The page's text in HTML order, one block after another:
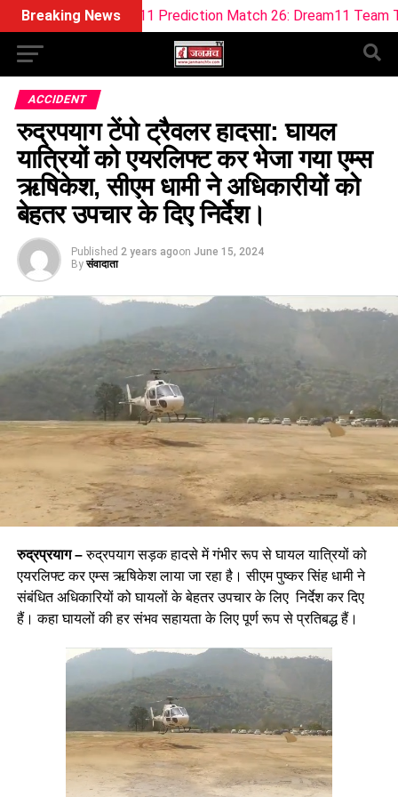
Breaking News
Prediction Match 26: Dream11 Team Today The
ACCIDENT
रुद्रपयाग टेंपो ट्रैवलर हादसा: घायल
यात्रियों को एयरलिफ्ट कर भेजा गया एम्स
ऋषिकेश, सीएम धामी ने अधिकारीयों को
बेहतर उपचार के दिए निर्देश।
Published 2 years agoon June 15, 2024
By संवादाता
रुद्रप्रयाग –रुद्रपयाग सड़क हादसे में गंभीर रूप से घायल यात्रियों को
एयरलिफ्ट कर एम्स ऋषिकेश लाया जा रहा है। सीएम पुष्कर सिंह धामी ने
संबंधित अधिकारियों को घायलों के बेहतर उपचार के लिए निर्देश कर दिए
हैं। कहा घायलों की हर संभव सहायता के लिए पूर्ण रूप से प्रतिबद्ध हैं।